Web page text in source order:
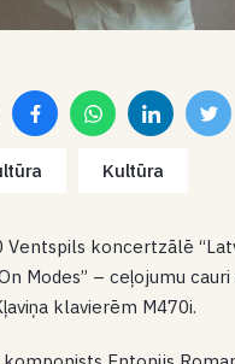
Kultūra
Ventspils koncertzālē
Modes” – ceļojumu
klavierēm M470i.